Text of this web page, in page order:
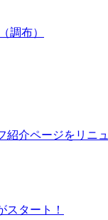
調布）
紹介ページをリニ
スタート！